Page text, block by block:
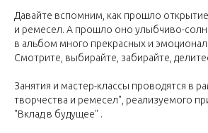
Давайте вспомним, как прошло
и ремесел. А прошло оно улыбчиво-
в альбом много прекрасных и
Смотрите, выбирайте, забирайте,
Занятия и мастер-классы проводятся в
творчества и ремесел", реализуемого
"Вклад в будущее" .